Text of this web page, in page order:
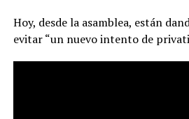
Hoy, desde la asamblea, están
evitar “un nuevo intento de